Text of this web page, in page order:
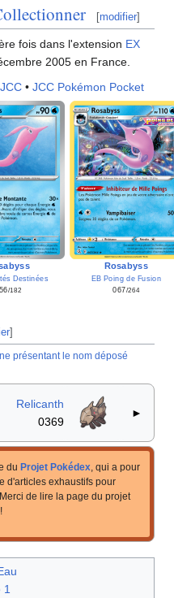
[modifier]
fois dans l'extension EX
2005 en France.
JCC• JCC Pokémon Pocket
Destinées
/182
Rosabyss
EB Poing de Fusion
067/264
]
présentant le nom déposé
Relicanth
0369
►
du Projet Pokédex, qui a pour
d'articles exhaustifs pour
de lire la page du projet
!